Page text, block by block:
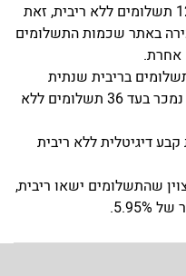
ניתן לשלם בכרטיס אשראי עד 12 תשלומים ללא ריבית, זאת
באתר שכמות התשלומים
אחרת.
ניתן לשלם ב- 24 וב- 36 תשלומים בריבית שנתית
בשיעור של 5.95% (אלא אם המוצר נמכר בעד 36 תשלומים ללא
/ הוראת קבע דיגיטלית ללא ריבית
שהתשלומים ישאו ריבית,